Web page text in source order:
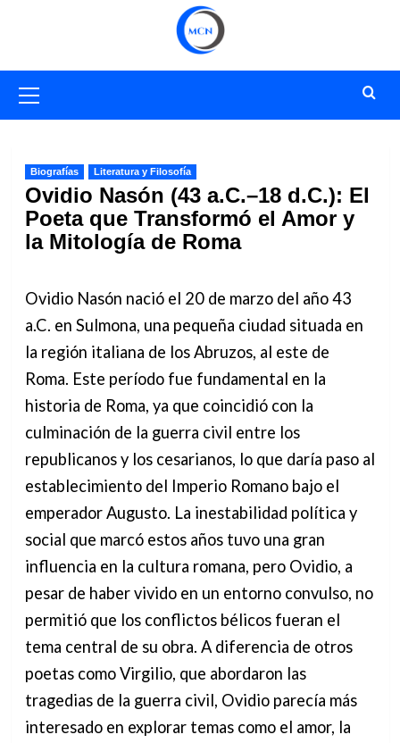
primario
Biografías Literatura y Filosofía
Ovidio Nasón (43 a.C.–18 d.C.): El
Poeta que Transformó el Amor y
la Mitología de Roma
Ovidio Nasón nació el 20 de marzo del año 43
a.C. en Sulmona, una pequeña ciudad situada en
la región italiana de los Abruzos, al este de
Roma. Este período fue fundamental en la
historia de Roma, ya que coincidió con la
culminación de la guerra civil entre los
republicanos y los cesarianos, lo que daría paso al
establecimiento del Imperio Romano bajo el
emperador Augusto. La inestabilidad política y
social que marcó estos años tuvo una gran
influencia en la cultura romana, pero Ovidio, a
pesar de haber vivido en un entorno convulso, no
permitió que los conflictos bélicos fueran el
tema central de su obra. A diferencia de otros
poetas como Virgilio, que abordaron las
tragedias de la guerra civil, Ovidio parecía más
interesado en explorar temas como el amor, la